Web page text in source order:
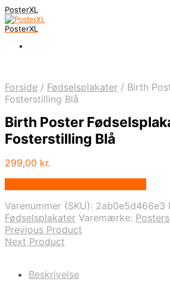
PosterXL
PosterXL
Forside / Fødselsplakater / Birth
Fosterstilling Blå
Birth Poster
Fosterstilling Blå
299,00 kr.
Varenummer (SKU): 2ab0e5d466e3
Fødselsplakater Varemærke:
Previous Product
Next Product
Beskrivelse